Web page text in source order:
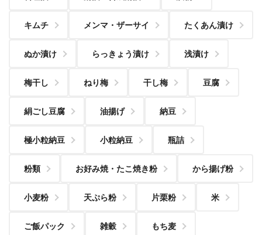
キムチ メンマ・ザーサイ たくあん漬け
ぬか漬け らっきょう漬け 浅漬け
梅干し ねり梅 干し梅 豆腐
絹ごし豆腐 油揚げ 納豆
極小粒納豆 小粒納豆 瓶詰
粉類 お好み焼・たこ焼き粉 から揚げ粉
小麦粉 天ぷら粉 片栗粉 米
ご飯パック 雑穀 もち麦